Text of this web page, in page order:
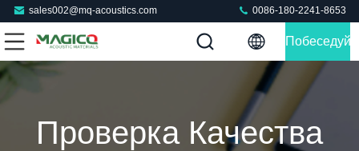
sales002@mq-acoustics.com 0086-180-2241-8653
Теперь
Проверка Качества